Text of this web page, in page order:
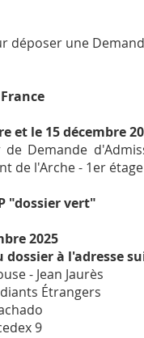
déposer une
et le 15 décembre
Demande
de l'Arche - 1er étage
"dossier vert"
2025
dossier à l'adresse
- Jean Jaurès
Étrangers
9